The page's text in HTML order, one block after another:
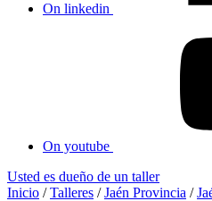
On linkedin
On youtube
Usted es dueño de un taller
Inicio /Talleres /Jaén Provincia /